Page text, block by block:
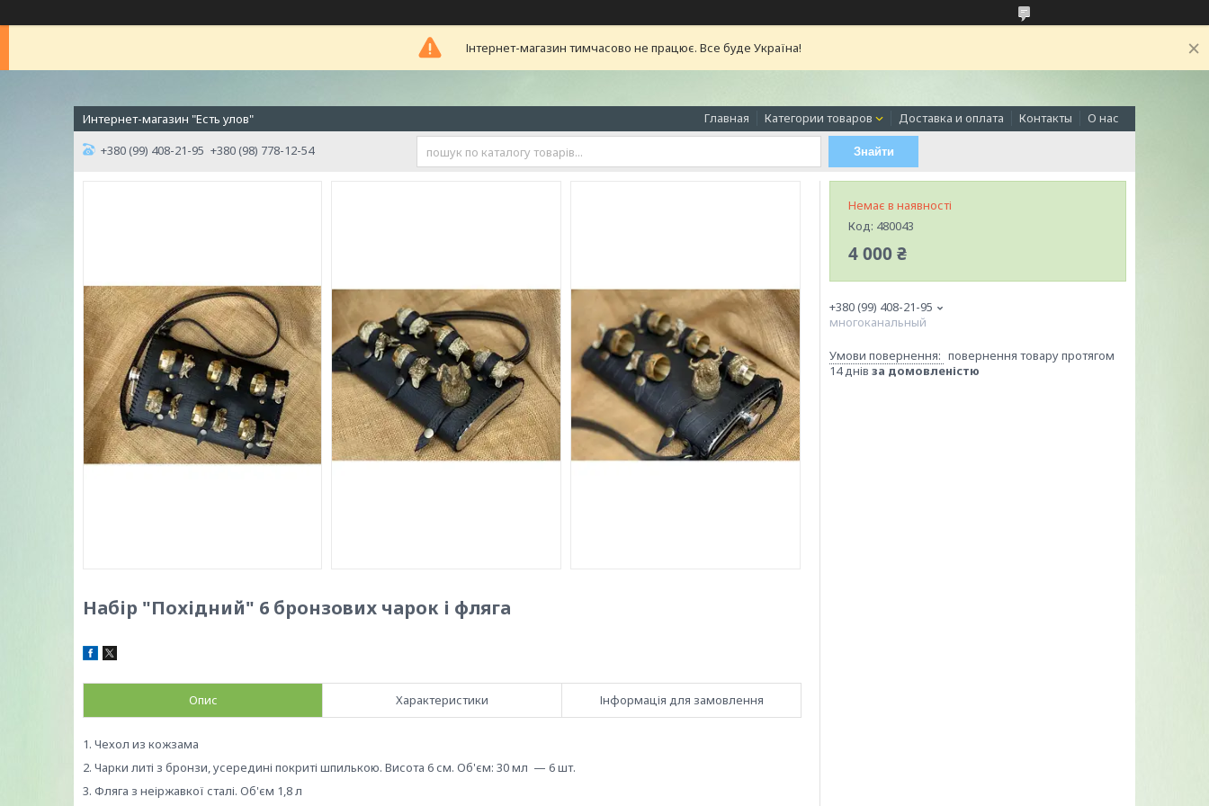
Інтернет-магазин тимчасово не працює. Все буде Україна!
Интернет-магазин "Есть улов" Главная Категории товаров Доставка и оплата Контакты О нас
+380 (99) 408-21-95 +380 (98) 778-12-54 Знайти
Набір "Похідний" 6 бронзових чарок і фляга
Опис Характеристики Інформація для замовлення
1. Чехол из кожзама
2. Чарки литі з бронзи, усередині покриті шпилькою. Висота 6 см. Об'єм: 30 мл — 6 шт.
3. Фляга з неіржавкої сталі. Об'єм 1,8 л
Немає в наявності
Код: 480043
4 000 ₴
+380 (99) 408-21-95
многоканальный
повернення товару протягом
14 днів за домовленістю